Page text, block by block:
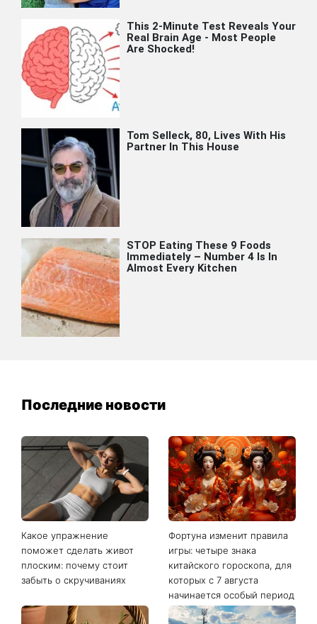
Последние новости
Какое упражнение
поможет сделать живот
плоским: почему стоит
забыть о скручиваниях
Фортуна изменит правила
игры: четыре знака
китайского гороскопа, для
которых с 7 августа
начинается особый период